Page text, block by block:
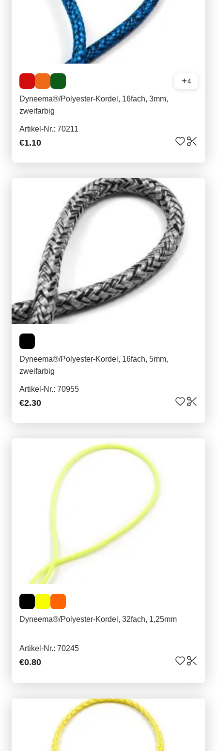
4
Dyneema®/Polyester-Kordel, 16fach, 3mm,
zweifarbig
Artikel-Nr.: 70211
€1.10
Dyneema®/Polyester-Kordel, 16fach, 5mm,
zweifarbig
Artikel-Nr.: 70955
€2.30
Dyneema®/Polyester-Kordel, 32fach, 1,25mm
Artikel-Nr.: 70245
€0.80